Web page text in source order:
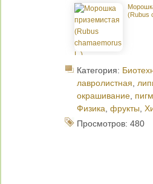
(Rubus
Категория:
лавролистная,
окрашивание,
Физика, фрукты,
Просмотров: 480